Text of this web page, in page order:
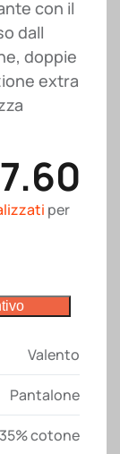
con il
dall
doppie
extra
per
Valento
Pantalone
cotone